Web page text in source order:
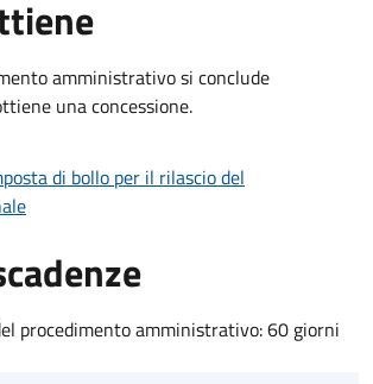
amministrativo si conclude
una concessione.
di bollo per il rilascio del
procedimento amministrativo: 60 giorni